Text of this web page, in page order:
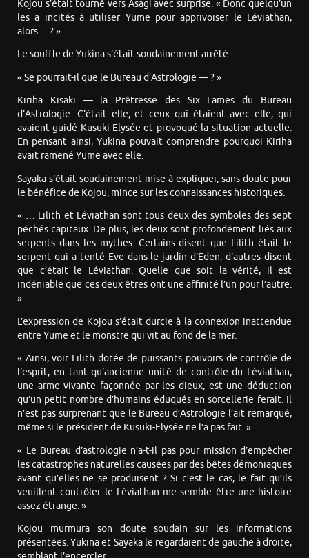
Kojou s’était tourné vers Asagi avec surprise. « Donc quelqu’un
les a incités à utiliser Yume pour apprivoiser le Léviathan,
alors… ? »
Le souffle de Yukina s’était soudainement arrêté.
« Se pourrait-il que le Bureau d’Astrologie — ? »
Kiriha Kisaki — la Prêtresse des Six Lames du Bureau
d’Astrologie. C’était elle, et ceux qui étaient avec elle, qui
avaient guidé Kusuki-Elysée et provoqué la situation actuelle.
En pensant ainsi, Yukina pouvait comprendre pourquoi Kiriha
avait ramené Yume avec elle.
Sayaka s’était soudainement mise à expliquer, sans doute pour
le bénéfice de Kojou, mince sur les connaissances historiques.
« … Lilith et Léviathan sont tous deux des symboles des sept
péchés capitaux. De plus, les deux sont profondément liés aux
serpents dans les mythes. Certains disent que Lilith était le
serpent qui a tenté Eve dans le jardin d’Eden, d’autres disent
que c’était le Léviathan. Quelle que soit la vérité, il est
indéniable que ces deux êtres ont une affinité l’un pour l’autre.
»
L’expression de Kojou s’était durcie à la connexion inattendue
entre Yume et le monstre qui vit au fond de la mer.
« Ainsi, voir Lilith dotée de puissants pouvoirs de contrôle de
l’esprit, en tant qu’ancienne unité de contrôle du Léviathan,
une arme vivante façonnée par les dieux, est une déduction
qu’un petit nombre d’humains éduqués en sorcellerie ferait. Il
n’est pas surprenant que le Bureau d’Astrologie l’ait remarqué,
même si le président de Kusuki-Elysée ne l’a pas fait. »
« Le Bureau d’astrologie n’a-t-il pas pour mission d’empêcher
les catastrophes naturelles causées par des bêtes démoniaques
avant qu’elles ne se produisent ? Si c’est le cas, le fait qu’ils
veuillent contrôler le Léviathan me semble être une histoire
assez étrange. »
Kojou murmura son doute soudain sur les informations
présentées. Yukina et Sayaka le regardaient de gauche à droite,